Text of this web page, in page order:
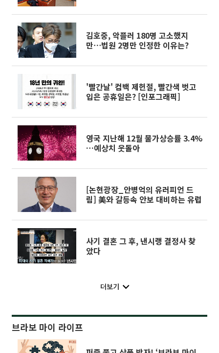
김호중, 악플러 180명 고소했지
만⋯법원 2명만 인정한 이유는?
'빨간날' 컴백 제헌절, 빨간색 벗고
입은 공휴일은? [인포그래픽]
영국 지난해 12월 물가상승률 3.4%
…예상치 웃돌아
[논현광장_안병억의 유러피언 드
림] 美와 갈등속 안보 대비하는 유럽
사기 결혼 그 후, 낸시랭 결정사 찾
았다
더보기
브라보 마이 라이프